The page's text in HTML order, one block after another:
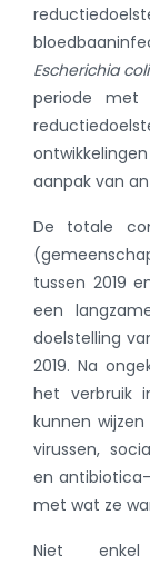
Escherichia coli
periode met
aanpak van
De totale
tussen 2019
een
doelstelling
2019. Na
het verbruik
kunnen
virussen,
en
met wat ze
Niet